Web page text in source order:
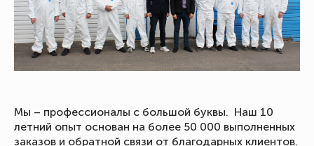
Мы – профессионалы с большой буквы. Наш 10
летний опыт основан на более 50 000 выполненных
заказов и обратной связи от благодарных клиентов.